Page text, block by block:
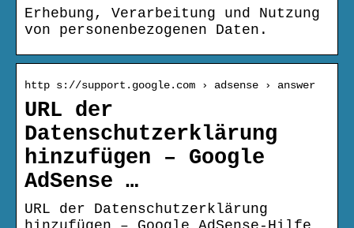
Erhebung, Verarbeitung und Nutzung
von personenbezogenen Daten.
http s://support.google.com › adsense › answer
URL der
Datenschutzerklärung
hinzufügen – Google
AdSense …
URL der Datenschutzerklärung